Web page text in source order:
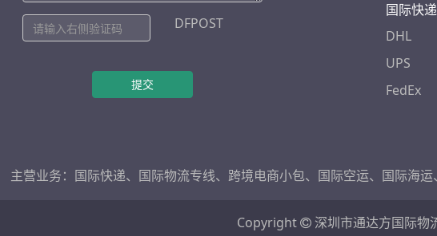
DFPOST
提交
国际快递
DHL
UPS
FedEx
主营业务： 国际快递、 国际物流专线、 跨境电商小包、 国际空运、 国际海运、
Copyright 深圳市通达方国际物